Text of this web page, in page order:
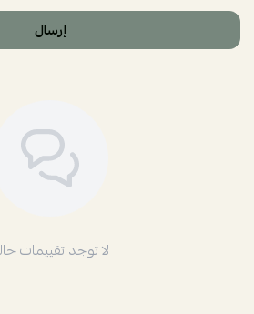
إرسال
لا توجد تقييمات